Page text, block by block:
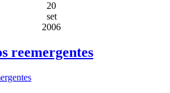
20
set
2006
reemergentes